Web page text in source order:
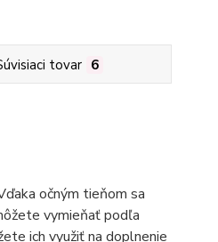
tovar 6
očným tieňom sa
vymieňať podľa
ich využiť na doplnenie